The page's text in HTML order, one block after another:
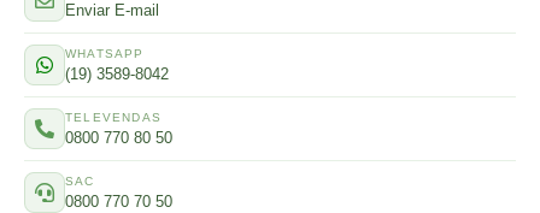
Enviar E-mail
WHATSAPP
(19) 3589-8042
TELEVENDAS
0800 770 80 50
SAC
0800 770 70 50